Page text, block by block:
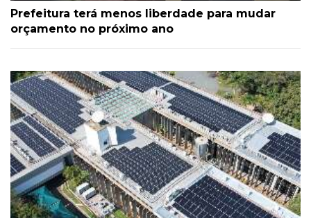
Prefeitura terá menos liberdade para mudar
orçamento no próximo ano